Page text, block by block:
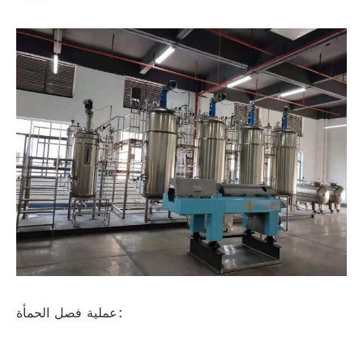
عملية فصل الحمأة: